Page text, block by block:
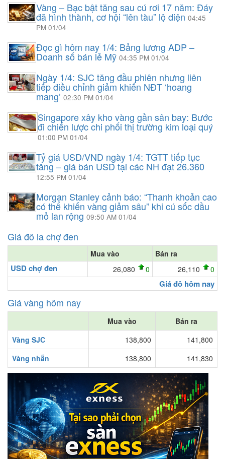
Vàng – Bạc bật tăng sau cú rơi 17 năm: Đáy
đã hình thành, cơ hội “lên tàu” lộ diện 04:45
PM 01/04
Đọc gì hôm nay 1/4: Bảng lương ADP –
Doanh số bán lẻ Mỹ 04:35 PM 01/04
Ngày 1/4: SJC tăng đầu phiên nhưng liên
tiếp điều chỉnh giảm khiến NĐT ‘hoang
mang’ 02:30 PM 01/04
Singapore xây kho vàng gần sân bay: Bước
đi chiến lược chi phối thị trường kim loại quý
01:00 PM 01/04
Tỷ giá USD/VND ngày 1/4: TGTT tiếp tục
tăng – giá bán USD tại các NH đạt 26.360
12:55 PM 01/04
Morgan Stanley cảnh báo: “Thanh khoản cao
có thể khiến vàng giảm sâu” khi cú sốc dầu
mỏ lan rộng 09:50 AM 01/04
Giá đô la chợ đen
Mua vào Bán ra
USD chợ đen 26,080 0 26,110 0
Giá đô hôm nay
Giá vàng hôm nay
Mua vào
Bán ra
Vàng SJC
138,800
141,800
Vàng nhẫn
138,800 141,830